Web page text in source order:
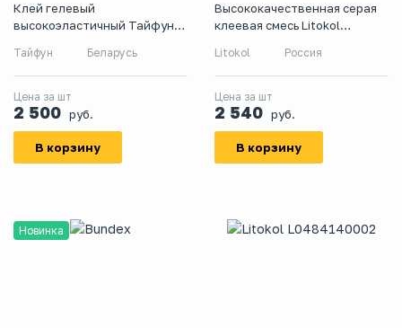
Клей гелевый
высокоэластичный Тайфун
Тайфун Беларусь
Цена за шт
2 500 руб.
В корзину
Высококачественная серая
клеевая смесь Litokol
Litokol Россия
Цена за шт
2 540 руб.
В корзину
Новинка